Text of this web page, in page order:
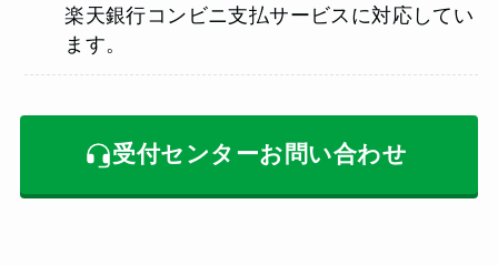
楽天銀行コンビニ支払サービスに対応してい
ます。
受付センターお問い合わせ